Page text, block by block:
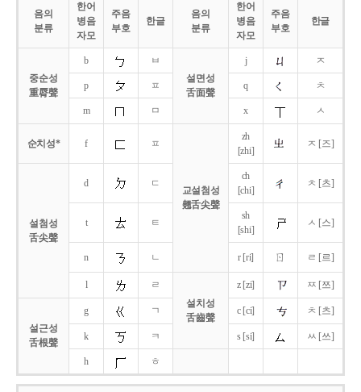
음의
분류
한어
병음
자모
주음
부호
한글
음의
분류
한어
병음
자모
주음
부호
한글
중순성
重脣聲
b
ㅂ
설면성
舌面聲
j ㅈ
p ㅍ q ㅊ
m ㅁ x ㅅ
순치성* f ㅍ
교설첨성
翹舌尖聲
zh
[zhi]
ㅈ [즈]
설첨성
舌尖聲
d ㄷ
ch
[chi]
ㅊ [츠]
t ㅌ
sh
[shi]
ㅅ [스]
n ㄴ r [ri] ㄖ ㄹ [르]
l
ㄹ
설치성
舌齒聲
z [zi] ㅉ [쯔]
설근성
舌根聲
g ㄱ c [ci] ㅊ [츠]
k ㅋ s [si] ㅆ [쓰]
h ㅎ